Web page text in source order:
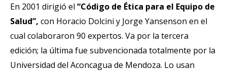
En 2001 dirigió el “Código de Ética para el Equipo de
Salud”, con Horacio Dolcini y Jorge Yansenson en el
cual colaboraron 90 expertos. Va por la tercera
edición; la última fue subvencionada totalmente por la
Universidad del Aconcagua de Mendoza. Lo usan